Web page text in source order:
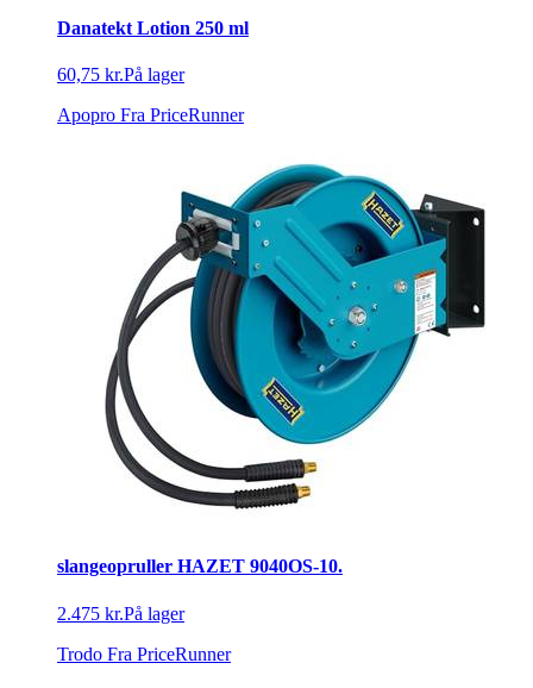
Danatekt Lotion 250 ml
60,75 kr.På lager
Apopro Fra PriceRunner
slangeopruller HAZET 9040OS-10.
2.475 kr.På lager
Trodo Fra PriceRunner